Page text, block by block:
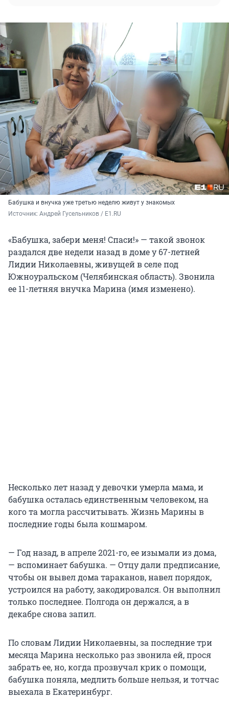
Бабушка и внучка уже третью неделю живут у знакомых
Источник: Андрей Гусельников / E1.RU
«Бабушка, забери меня! Спаси!» — такой звонок
раздался две недели назад в доме у 67-летней
Лидии Николаевны, живущей в селе под
Южноуральском (Челябинская область). Звонила
ее 11-летняя внучка Марина (имя изменено).
Несколько лет назад у девочки умерла мама, и
бабушка осталась единственным человеком, на
кого та могла рассчитывать. Жизнь Марины в
последние годы была кошмаром.
— Год назад, в апреле 2021-го, ее изымали из дома,
— вспоминает бабушка. — Отцу дали предписание,
чтобы он вывел дома тараканов, навел порядок,
устроился на работу, закодировался. Он выполнил
только последнее. Полгода он держался, а в
декабре снова запил.
По словам Лидии Николаевны, за последние три
месяца Марина несколько раз звонила ей, прося
забрать ее, но, когда прозвучал крик о помощи,
бабушка поняла, медлить больше нельзя, и тотчас
выехала в Екатеринбург.